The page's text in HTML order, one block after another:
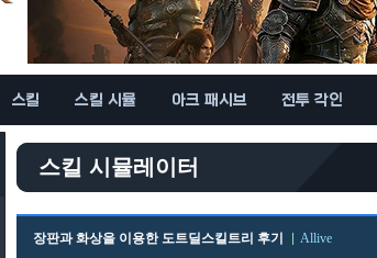
스킬 스킬 시뮬 아크 패시브 전투 각인
스킬 시뮬레이터
장판과 화상을 이용한 도트딜스킬트리 후기 Allive